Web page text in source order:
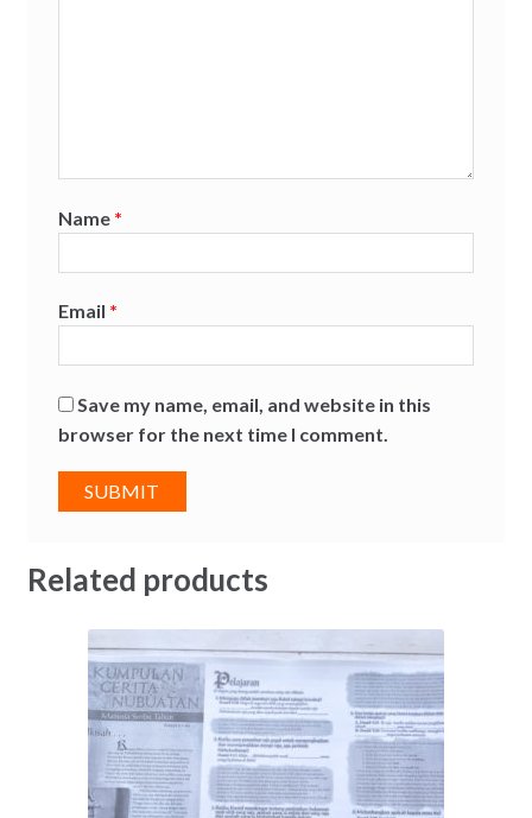
Name *
Email *
Save my name, email, and website in this
browser for the next time I comment.
Related products